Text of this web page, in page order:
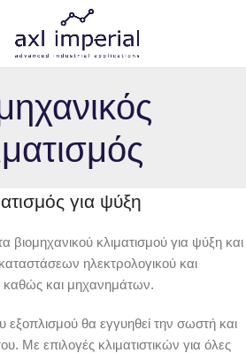
για ψύξη
κλιματισμού για ψύξη και
ηλεκτρολογικού και
καθώς και μηχανημάτων.
θα εγγυηθεί την σωστή και
Με επιλογές κλιματιστικών για όλες